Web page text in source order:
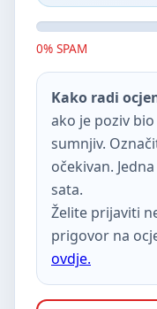
0% SPAM
Kako radi
ako je poziv
sumnjiv.
očekivan.
sata.
Želite prijaviti
prigovor na
ovdje.